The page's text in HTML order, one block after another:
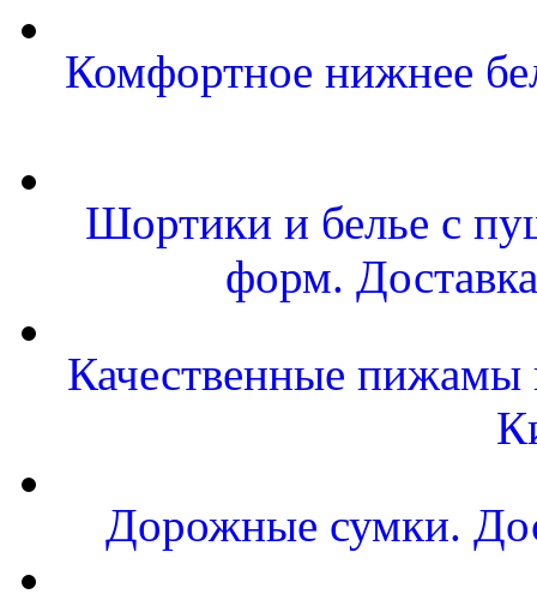
Комфортное нижнее
Шортики и белье с
форм.
Качественные пижамы
Дорожные сумки.